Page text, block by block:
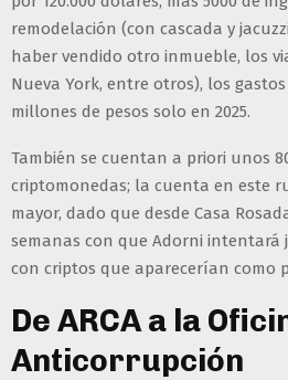
remodelación (con cascada y
haber vendido otro inmueble, los
Nueva York, entre otros), los
millones de pesos solo en 2025.
También se cuentan a priori unos
criptomonedas; la cuenta en este
mayor, dado que desde Casa
semanas con que Adorni
con criptos que aparecerían como
De ARCA a la
Anticorrupción